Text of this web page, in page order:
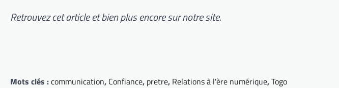
Retrouvez cet article et bien plus encore sur notre site.
Mots clés :communication, Confiance, pretre, Relations à l'ère numérique,Togo